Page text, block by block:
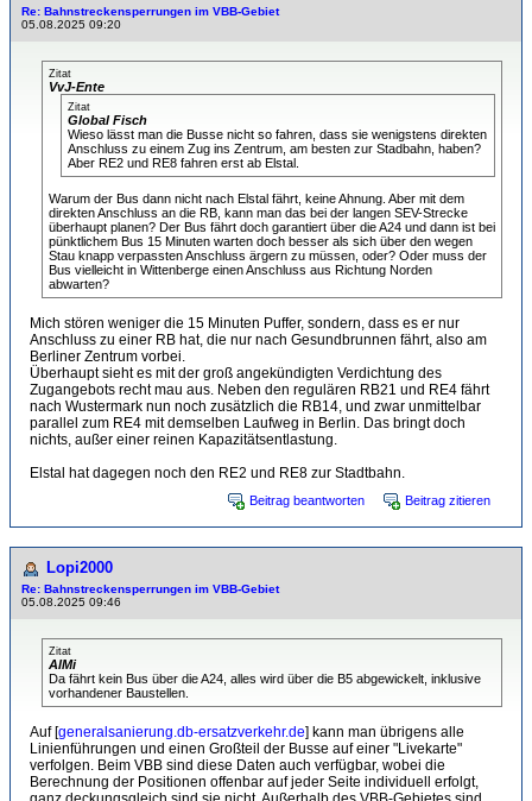
Re: Bahnstreckensperrungen im VBB-Gebiet
05.08.2025 09:20
Zitat
VvJ-Ente
Zitat
Global Fisch
Wieso lässt man die Busse nicht so fahren, dass sie wenigstens direkten
Anschluss zu einem Zug ins Zentrum, am besten zur Stadbahn, haben?
Aber RE2 und RE8 fahren erst ab Elstal.
Warum der Bus dann nicht nach Elstal fährt, keine Ahnung. Aber mit dem
direkten Anschluss an die RB, kann man das bei der langen SEV-Strecke
überhaupt planen? Der Bus fährt doch garantiert über die A24 und dann ist bei
pünktlichem Bus 15 Minuten warten doch besser als sich über den wegen
Stau knapp verpassten Anschluss ärgern zu müssen, oder? Oder muss der
Bus vielleicht in Wittenberge einen Anschluss aus Richtung Norden
abwarten?
Mich stören weniger die 15 Minuten Puffer, sondern, dass es er nur
Anschluss zu einer RB hat, die nur nach Gesundbrunnen fährt, also am
Berliner Zentrum vorbei.
Überhaupt sieht es mit der groß angekündigten Verdichtung des
Zugangebots recht mau aus. Neben den regulären RB21 und RE4 fährt
nach Wustermark nun noch zusätzlich die RB14, und zwar unmittelbar
parallel zum RE4 mit demselben Laufweg in Berlin. Das bringt doch
nichts, außer einer reinen Kapazitätsentlastung.
Elstal hat dagegen noch den RE2 und RE8 zur Stadtbahn.
Beitrag beantworten Beitrag zitieren
Lopi2000
Re: Bahnstreckensperrungen im VBB-Gebiet
05.08.2025 09:46
Zitat
AlMi
Da fährt kein Bus über die A24, alles wird über die B5 abgewickelt, inklusive
vorhandener Baustellen.
Auf [generalsanierung.db-ersatzverkehr.de] kann man übrigens alle
Linienführungen und einen Großteil der Busse auf einer "Livekarte"
verfolgen. Beim VBB sind diese Daten auch verfügbar, wobei die
Berechnung der Positionen offenbar auf jeder Seite individuell erfolgt,